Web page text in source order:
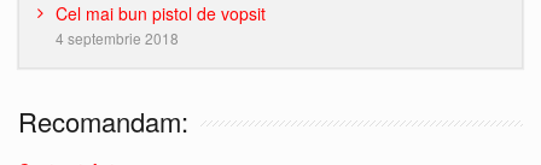
Cel mai bun pistol de vopsit
4 septembrie 2018
Recomandam: